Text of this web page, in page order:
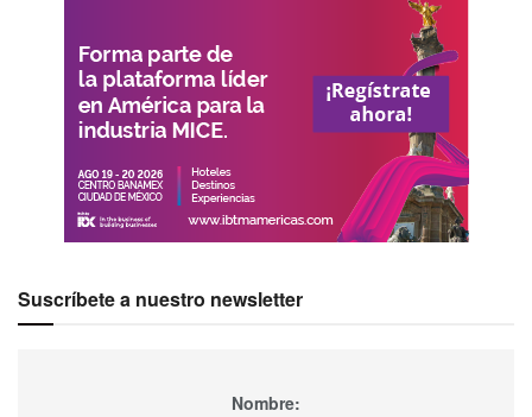
Suscríbete a nuestro newsletter
Nombre: